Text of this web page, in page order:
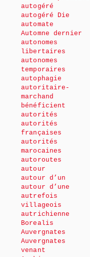
autogéré
autogéré Die
automate
Automne dernier
autonomes
libertaires
autonomes
temporaires
autophagie
autoritaire-
marchand
bénéficient
autorités
autorités
françaises
autorités
marocaines
autoroutes
autour
autour d’un
autour d’une
autrefois
villageois
autrichienne
Borealis
Auvergnates
Auvergnates
venant